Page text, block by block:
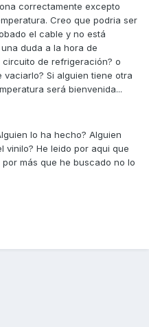
correctamente excepto
Creo que podria ser
el cable y no está
duda a la hora de
de refrigeración? o
Si alguien tiene otra
será bienvenida...
lo ha hecho? Alguien
vinilo? He leido por aqui que
más que he buscado no lo